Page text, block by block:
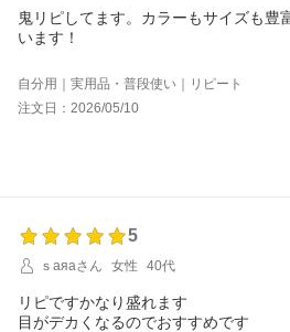
鬼リピしてます。カラーもサイズも豊
います！
自分用｜実用品・普段使い｜リピート
注文日：2026/05/10
5
ｓаяаさん
女性 40代
リピですかなり盛れます
目がデカくなるのでおすすめです